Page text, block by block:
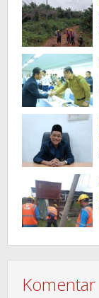
Komentar